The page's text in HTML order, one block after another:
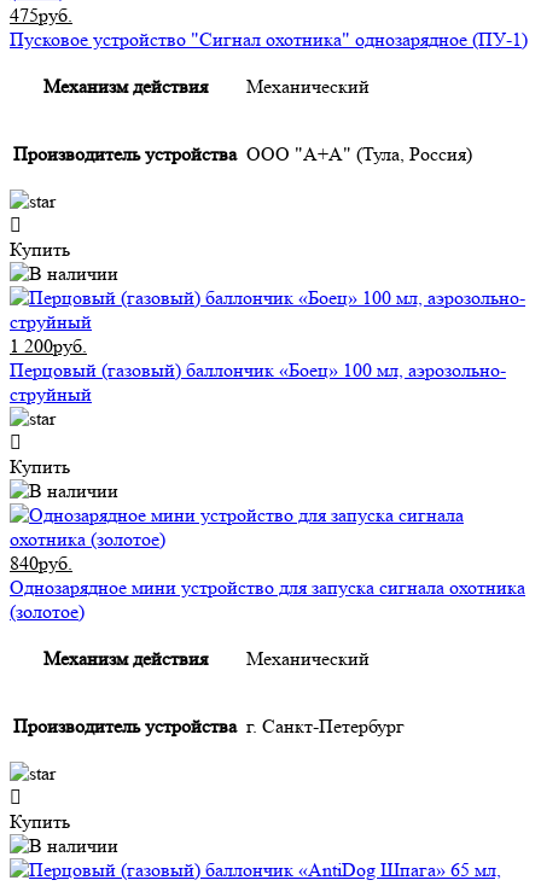
475руб.
Пусковое устройство "Сигнал охотника" однозарядное (ПУ-1)
Механизм действия Механический
Производитель устройства ООО "А+А" (Тула, Россия)
Купить
1 200руб.
Перцовый (газовый) баллончик «Боец» 100 мл, аэрозольно-
струйный
Купить
840руб.
Однозарядное мини устройство для запуска сигнала охотника
(золотое)
Механизм действия Механический
Производитель устройства г. Санкт-Петербург
Купить